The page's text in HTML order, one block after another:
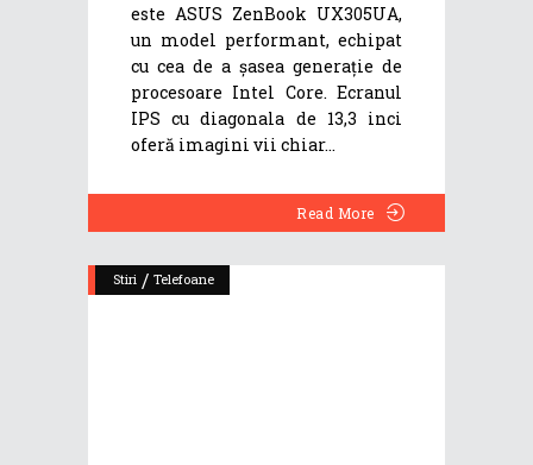
este ASUS ZenBook UX305UA,
un model performant, echipat
cu cea de a șasea generație de
procesoare Intel Core. Ecranul
IPS cu diagonala de 13,3 inci
oferă imagini vii chiar
Read More
Stiri / Telefoane